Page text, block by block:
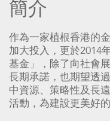
簡介
作為一家植根香港的
加大投入，更於2014
基金」，除了向社會
長期承諾，也期望透
中資源、策略性及長
活動，為建設更美好